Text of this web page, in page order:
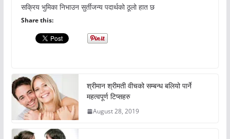
सक्रिय भुमिका निभाउन सुर्तीजन्य पदार्थको ठूलो हात छ
Share this:
श्रीमान श्रीमती वीचको सम्बन्ध बलियो पार्ने
महत्वपूर्ण टिप्सहरु
August 28, 2019